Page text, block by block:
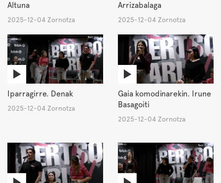
Altuna
2025-12-04 Zornotza
Arrizabalaga
2025-12-04 Zornotza
Iparragirre. Denak
2025-12-04 Zornotza
Gaia komodinarekin. Irune
Basagoiti
2025-12-04 Zornotza